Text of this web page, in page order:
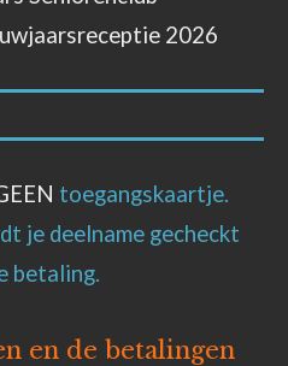
2026
toegangskaartje.
je deelname gecheckt
betaling.
en de betalingen